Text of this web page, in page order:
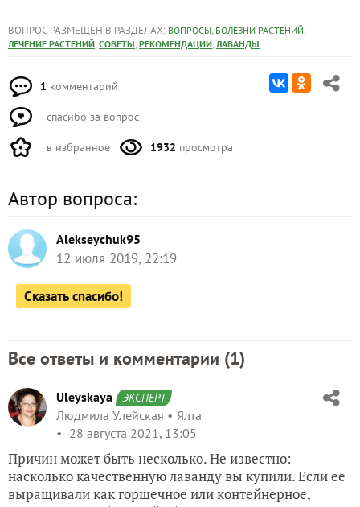
ВОПРОС РАЗМЕЩЕН В РАЗДЕЛАХ: ВОПРОСЫ, БОЛЕЗНИ РАСТЕНИЙ,
ЛЕЧЕНИЕ РАСТЕНИЙ, СОВЕТЫ, РЕКОМЕНДАЦИИ, ЛАВАНДЫ
1 комментарий
спасибо за вопрос
в избранное 1932 просмотра
Автор вопроса:
Alekseychuk95
12 июля 2019, 22:19
Сказать спасибо!
Все ответы и комментарии (1)
Uleyskaya ЭКСПЕРТ
Людмила Улейская
Ялта
28 августа 2021, 13:05
Причин может быть несколько. Не известно:
насколько качественную лаванду вы купили. Если ее
выращивали как горшечное или контейнерное,